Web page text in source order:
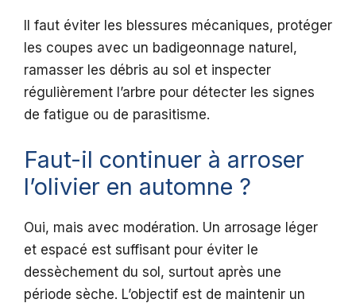
Il faut éviter les blessures mécaniques, protéger
les coupes avec un badigeonnage naturel,
ramasser les débris au sol et inspecter
régulièrement l’arbre pour détecter les signes
de fatigue ou de parasitisme.
Faut-il continuer à arroser
l’olivier en automne ?
Oui, mais avec modération. Un arrosage léger
et espacé est suffisant pour éviter le
dessèchement du sol, surtout après une
période sèche. L’objectif est de maintenir un